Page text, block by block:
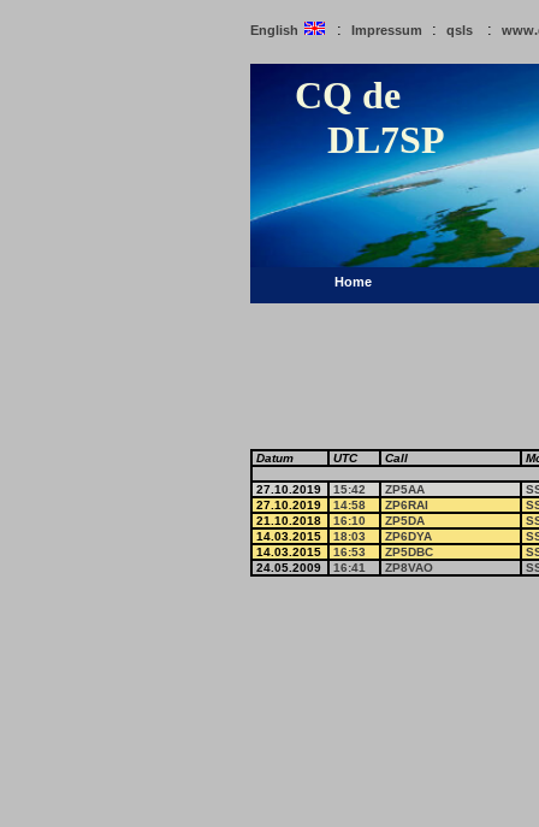
English : Impressum : qsls :
CQ de
DL7SP
Home
Datum UTC Call
27.10.2019 15:42 ZP5AA
27.10.2019
14:58 ZP6RAI
21.10.2018
16:10 ZP5DA
14.03.2015
18:03 ZP6DYA
14.03.2015
16:53 ZP5DBC
24.05.2009
16:41 ZP8VAO